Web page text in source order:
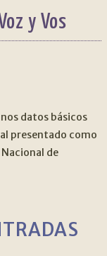
y Vos
datos básicos
presentado como
de